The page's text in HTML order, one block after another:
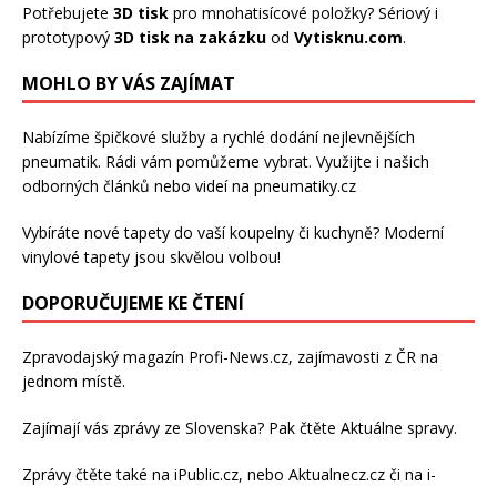
Potřebujete 3D tisk pro mnohatisícové položky? Sériový i
prototypový 3D tisk na zakázku od Vytisknu.com.
MOHLO BY VÁS ZAJÍMAT
Nabízíme špičkové služby a rychlé dodánínejlevnějších
pneumatik. Rádi vám pomůžeme vybrat. Využijte i našich
odborných článků nebo videí na pneumatiky.cz
Vybíráte nové tapety do vaší koupelny či kuchyně? Moderní
vinylové tapety jsou skvělou volbou!
DOPORUČUJEME KE ČTENÍ
Zpravodajský magazín Profi-News.cz, zajímavosti z ČR na
jednom místě.
Zajímají vás zprávy ze Slovenska? Pak čtěte Aktuálne spravy.
Zprávy čtěte také na iPublic.cz, nebo Aktualnecz.cz či na i-